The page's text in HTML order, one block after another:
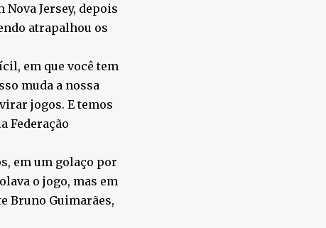
Jersey, depois
atrapalhou os
em que você tem
muda a nossa
jogos. E temos
Federação
em um golaço por
o jogo, mas em
Bruno Guimarães,